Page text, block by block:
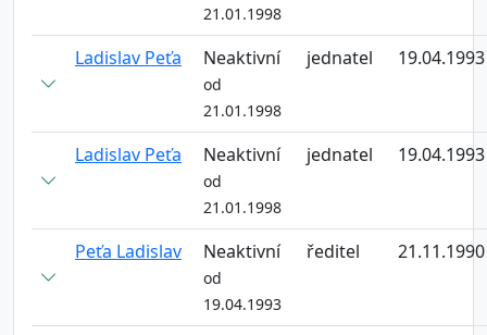
21.01.1998
Ladislav Peťa Neaktivní
od
21.01.1998
jednatel 19.04.1993
Ladislav Peťa Neaktivní
od
21.01.1998
jednatel 19.04.1993
Peťa Ladislav Neaktivní
od
19.04.1993
ředitel 21.11.1990